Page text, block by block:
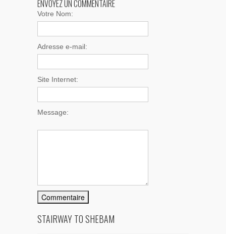
ENVOYEZ UN COMMENTAIRE
Votre Nom:
Adresse e-mail:
Site Internet:
Message:
STAIRWAY TO SHEBAM